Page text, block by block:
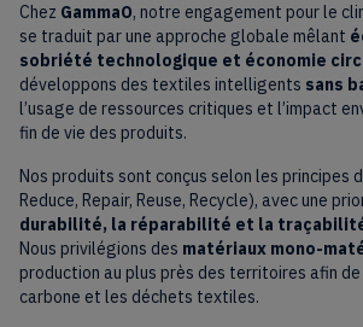
Chez GammaO, notre engagement pour le
se traduit par une approche globale mêlant
sobriété technologique et économie
développons des textiles intelligents sans
l’usage de ressources critiques et l’impact
fin de vie des produits.
Nos produits sont conçus selon les principes
Reduce, Repair, Reuse, Recycle), avec une
durabilité, la réparabilité et la
Nous privilégions des matériaux mono-
production au plus près des territoires afin de
carbone et les déchets textiles.